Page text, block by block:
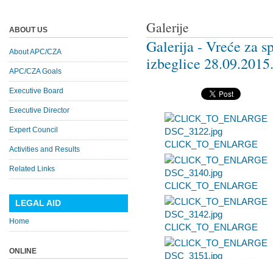
Galerije
Galerija - Vreće za
izbeglice
CLICK_TO_ENLARGE
CLICK_TO_ENLARGE
CLICK_TO_ENLARGE
ABOUT US
About APC/CZA
APC/CZA Goals
Executive Board
Executive Director
Expert Council
Activities and Results
Related Links
LEGAL AID
Home
ONLINE